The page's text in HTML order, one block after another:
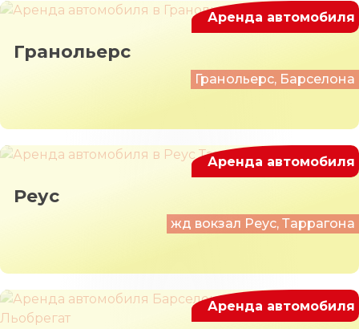
Гранольерс
Гранольерс, Барселона
Аренда автомобиля
Реус
жд вокзал Реус, Таррагона
Аренда автомобиля
Аренда автомобиля